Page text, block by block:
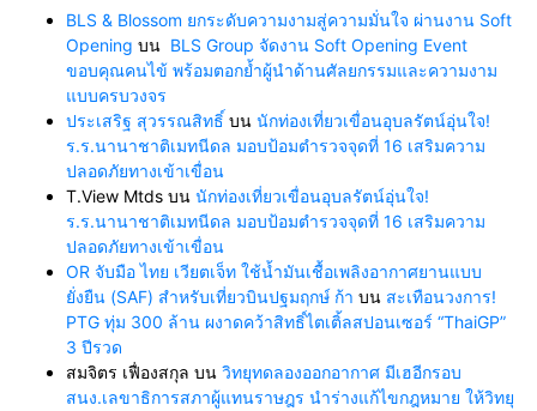
BLS & Blossom ยกระดับความงามสู่ความมั่นใจ ผ่านงาน Soft
Opening บน BLS Group จัดงาน Soft Opening Event
ขอบคุณคนไข้ พร้อมตอกย้ำผู้นำด้านศัลยกรรมและความงาม
แบบครบวงจร
ประเสริฐ สุวรรณสิทธิ์ บน นักท่องเที่ยวเขื่อนอุบลรัตน์อุ่นใจ!
ร.ร.นานาชาติเมทนีดล มอบป้อมตำรวจจุดที่ 16 เสริมความ
ปลอดภัยทางเข้าเขื่อน
T.View Mtds บน นักท่องเที่ยวเขื่อนอุบลรัตน์อุ่นใจ!
ร.ร.นานาชาติเมทนีดล มอบป้อมตำรวจจุดที่ 16 เสริมความ
ปลอดภัยทางเข้าเขื่อน
OR จับมือ ไทย เวียตเจ็ท ใช้น้ำมันเชื้อเพลิงอากาศยานแบบ
ยั่งยืน (SAF) สำหรับเที่ยวบินปฐมฤกษ์ ก้า บน สะเทือนวงการ!
PTG ทุ่ม 300 ล้าน ผงาดคว้าสิทธิ์ไตเติ้ลสปอนเซอร์ “ThaiGP”
3 ปีรวด
สมจิตร เฟื่องสกุล บน วิทยุทดลองออกอากาศ มีเฮอีกรอบ
สนง.เลขาธิการสภาผู้แทนราษฎร นำร่างแก้ไขกฎหมาย ให้วิทยุ